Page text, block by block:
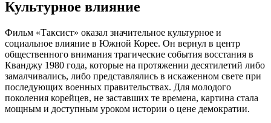
Культурное влияние
Фильм «Таксист» оказал значительное культурное и
социальное влияние в Южной Корее. Он вернул в центр
общественного внимания трагические события восстания в
Кванджу 1980 года, которые на протяжении десятилетий либо
замалчивались, либо представлялись в искаженном свете при
последующих военных правительствах. Для молодого
поколения корейцев, не заставших те времена, картина стала
мощным и доступным уроком истории о цене демократии.